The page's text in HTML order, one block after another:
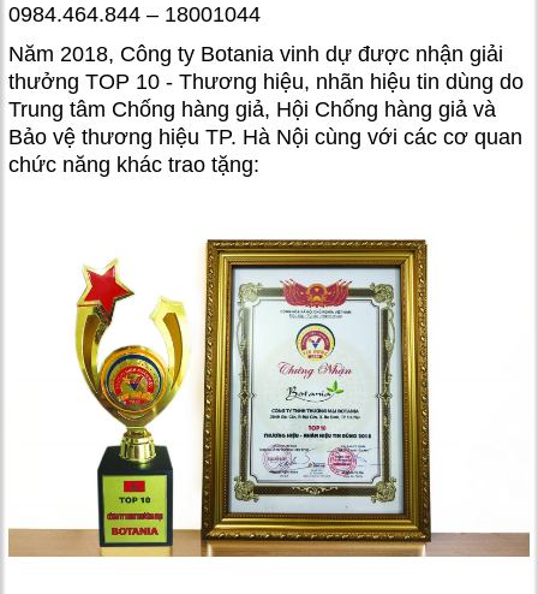
0984.464.844 – 18001044
Năm 2018, Công ty Botania vinh dự được nhận giải
thưởng TOP 10 - Thương hiệu, nhãn hiệu tin dùng do
Trung tâm Chống hàng giả, Hội Chống hàng giả và
Bảo vệ thương hiệu TP. Hà Nội cùng với các cơ quan
chức năng khác trao tặng: